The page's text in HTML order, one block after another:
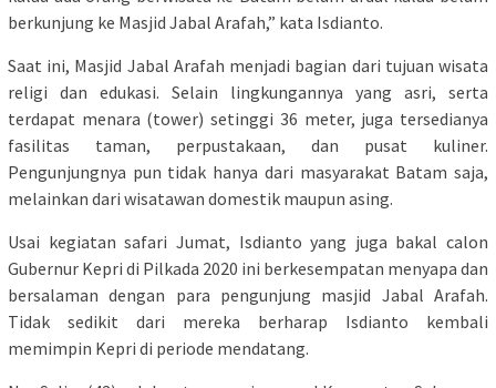
berkunjung ke Masjid Jabal Arafah,” kata Isdianto.
Saat ini, Masjid Jabal Arafah menjadi bagian dari tujuan wisata
religi dan edukasi. Selain lingkungannya yang asri, serta
terdapat menara (tower) setinggi 36 meter, juga tersedianya
fasilitas taman, perpustakaan, dan pusat kuliner.
Pengunjungnya pun tidak hanya dari masyarakat Batam saja,
melainkan dari wisatawan domestik maupun asing.
Usai kegiatan safari Jumat, Isdianto yang juga bakal calon
Gubernur Kepri di Pilkada 2020 ini berkesempatan menyapa dan
bersalaman dengan para pengunjung masjid Jabal Arafah.
Tidak sedikit dari mereka berharap Isdianto kembali
memimpin Kepri di periode mendatang.